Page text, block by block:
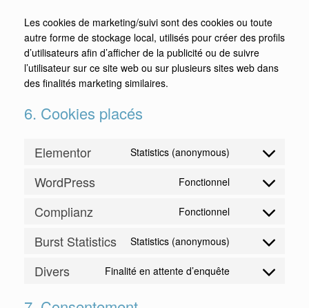
Les cookies de marketing/suivi sont des cookies ou toute
autre forme de stockage local, utilisés pour créer des profils
d’utilisateurs afin d’afficher de la publicité ou de suivre
l’utilisateur sur ce site web ou sur plusieurs sites web dans
des finalités marketing similaires.
6. Cookies placés
Elementor Statistics (anonymous)
WordPress Fonctionnel
Complianz Fonctionnel
Burst Statistics Statistics (anonymous)
Divers Finalité en attente d’enquête